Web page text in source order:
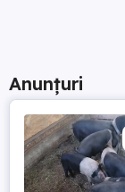
Anunțuri